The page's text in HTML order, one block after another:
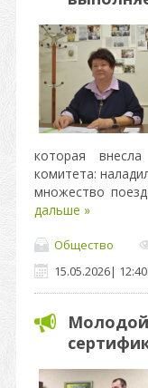
которая
комитета:
множество
дальше »
Общество
15.05.2026| 12:40